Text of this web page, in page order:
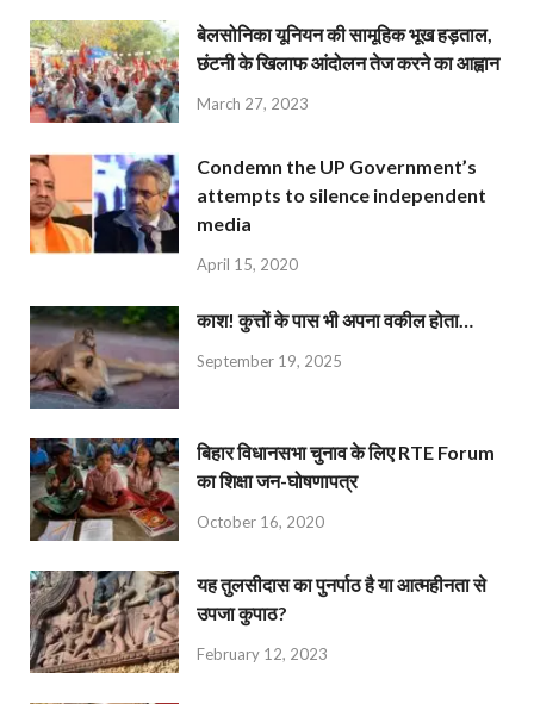
बेलसोनिका यूनियन की सामूहिक भूख हड़ताल,
छंटनी के खिलाफ आंदोलन तेज करने का आह्वान
March 27, 2023
Condemn the UP Government’s
attempts to silence independent
media
April 15, 2020
काश! कुत्तों के पास भी अपना वकील होता…
September 19, 2025
बिहार विधानसभा चुनाव के लिए RTE Forum
का शिक्षा जन-घोषणापत्र
October 16, 2020
यह तुलसीदास का पुनर्पाठ है या आत्महीनता से
उपजा कुपाठ?
February 12, 2023